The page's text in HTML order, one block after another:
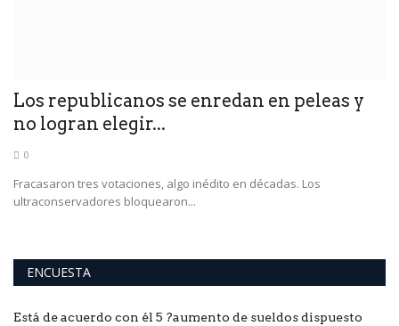
Los republicanos se enredan en peleas y
no logran elegir...
0
Fracasaron tres votaciones, algo inédito en décadas. Los
ultraconservadores bloquearon...
ENCUESTA
Está de acuerdo con él 5 ?aumento de sueldos dispuesto